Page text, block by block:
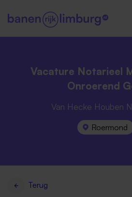
Vacature Notarieel
Onroerend
Van Hecke Houben
Roermond
Terug